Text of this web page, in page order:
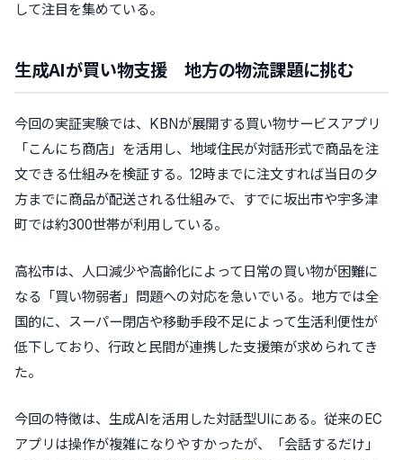
して注目を集めている。
生成AIが買い物支援 地方の物流課題に挑む
今回の実証実験では、KBNが展開する買い物サービスアプリ
「こんにち商店」を活用し、地域住民が対話形式で商品を注
文できる仕組みを検証する。12時までに注文すれば当日の夕
方までに商品が配送される仕組みで、すでに坂出市や宇多津
町では約300世帯が利用している。
高松市は、人口減少や高齢化によって日常の買い物が困難に
なる「買い物弱者」問題への対応を急いでいる。地方では全
国的に、スーパー閉店や移動手段不足によって生活利便性が
低下しており、行政と民間が連携した支援策が求められてき
た。
今回の特徴は、生成AIを活用した対話型UIにある。従来のEC
アプリは操作が複雑になりやすかったが、「会話するだけ」